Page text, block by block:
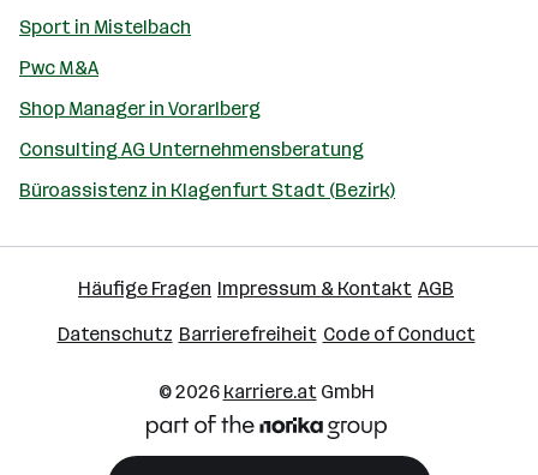
Sport in Mistelbach
Pwc M&A
Shop Manager in Vorarlberg
Consulting AG Unternehmensberatung
Büroassistenz in Klagenfurt Stadt (Bezirk)
Häufige Fragen Impressum & Kontakt AGB
Datenschutz Barrierefreiheit Code of Conduct
© 2026 karriere.atGmbH